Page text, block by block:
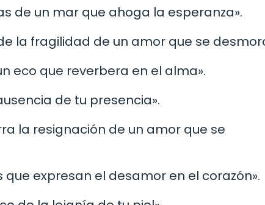
de un mar que ahoga la esperanza».
la fragilidad de un amor que se
eco que reverbera en el alma».
de tu presencia».
la resignación de un amor que se
expresan el desamor en el corazón».